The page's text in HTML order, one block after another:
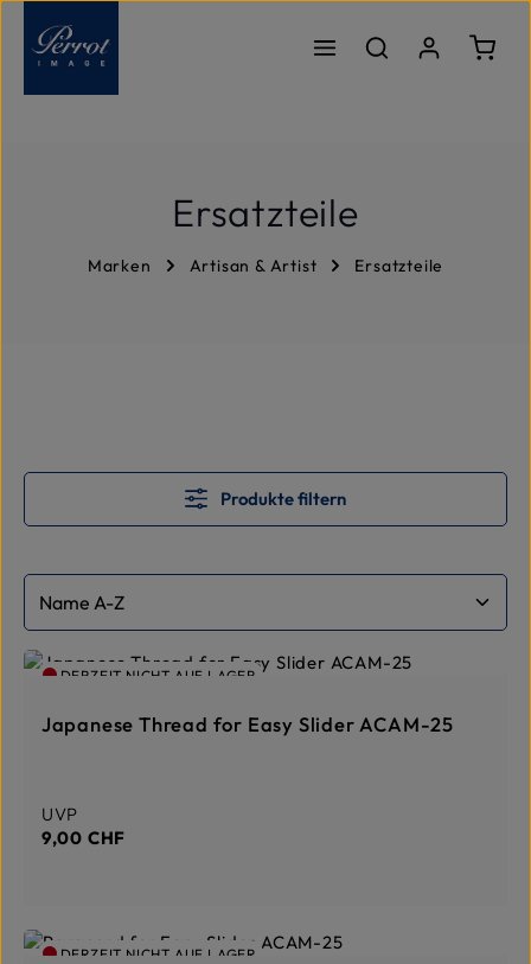
Zum Hauptinhalt springen
Ersatzteile
Marken Artisan & Artist Ersatzteile
Produkte filtern
DERZEIT NICHT AUF LAGER
Japanese Thread for Easy Slider ACAM-25
Regulärer Preis:
UVP
9,00 CHF
DERZEIT NICHT AUF LAGER